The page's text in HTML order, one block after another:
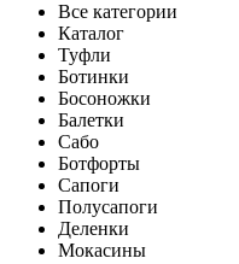
Все категории
Каталог
Туфли
Ботинки
Босоножки
Балетки
Сабо
Ботфорты
Сапоги
Полусапоги
Деленки
Мокасины